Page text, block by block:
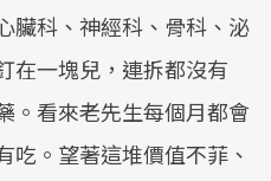
臟科、神經科、骨科、泌
在一塊兒，連拆都沒有
。看來老先生每個月都會
吃。望著這堆價值不菲、